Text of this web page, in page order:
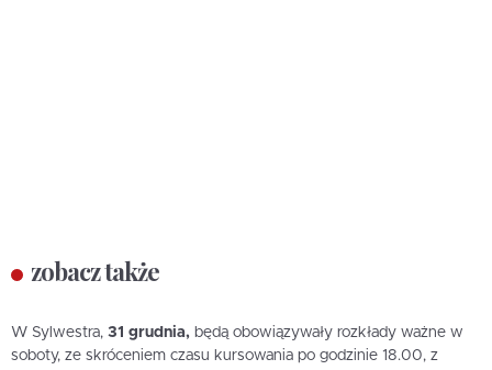
zobacz także
W Sylwestra, 31 grudnia, będą obowiązywały rozkłady ważne w
soboty, ze skróceniem czasu kursowania po godzinie 18.00, z